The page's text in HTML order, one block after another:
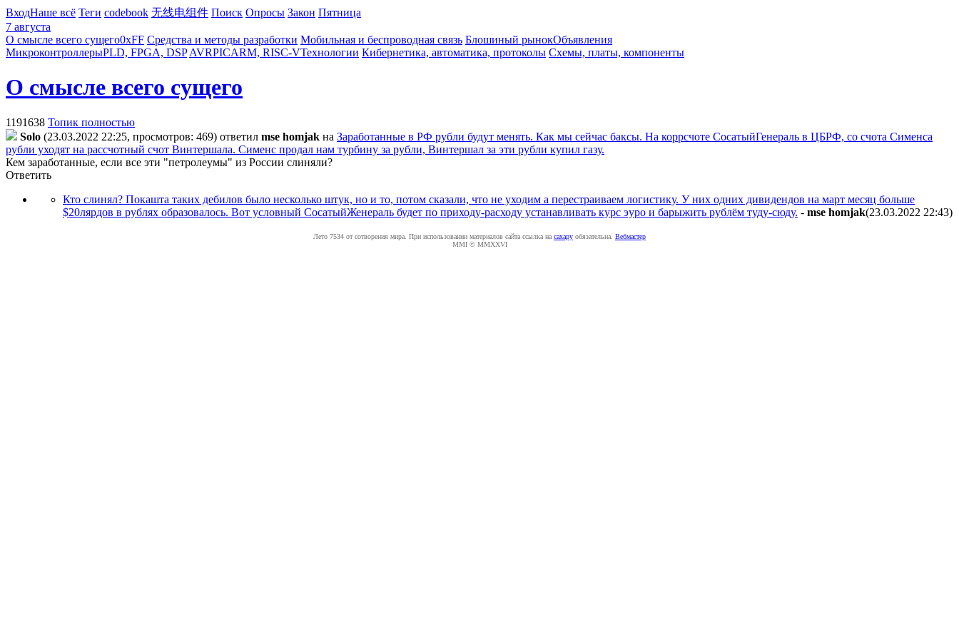
ВходНаше всё Теги codebook 无线电组件 Поиск Опросы Закон Пятница
7 августа
О смысле всего сущего0xFF Средства и методы разработки Мобильная и беспроводная связь Блошиный рынокОбъявления
МикроконтроллерыPLD, FPGA, DSP AVRPICARM, RISC-VТехнологии Кибернетика, автоматика, протоколы Схемы, платы, компоненты
О смысле всего сущего
1191638 Топик полностью
Solo (23.03.2022 22:25, просмотров: 469) ответил mse homjak на Заработанные в РФ рубли будут менять. Как мы сейчас баксы. На коррсчоте СосатыйГенераль в ЦБРФ, со счота Сименса
рубли уходят на рассчотный счот Винтершала. Сименс продал нам турбину за рубли, Винтершал за эти рубли купил газу.
Кем заработанные, если все эти "петролеумы" из России слиняли?
Ответить
Кто слинял? Покашта таких дебилов было несколько штук, но и то, потом сказали, что не уходим а перестраиваем логистику. У них одних дивидендов на март месяц больше
$20лярдов в рублях образовалось. Вот условный СосатыйЖенераль будет по приходу-расходу устанавливать курс эуро и барыжить рублём туду-сюду. - mse homjak(23.03.2022 22:43)
Лето 7534 от сотворения мира. При использовании материалов сайта ссылка на caxapу обязательна. Вебмастер
MMI © MMXXVI